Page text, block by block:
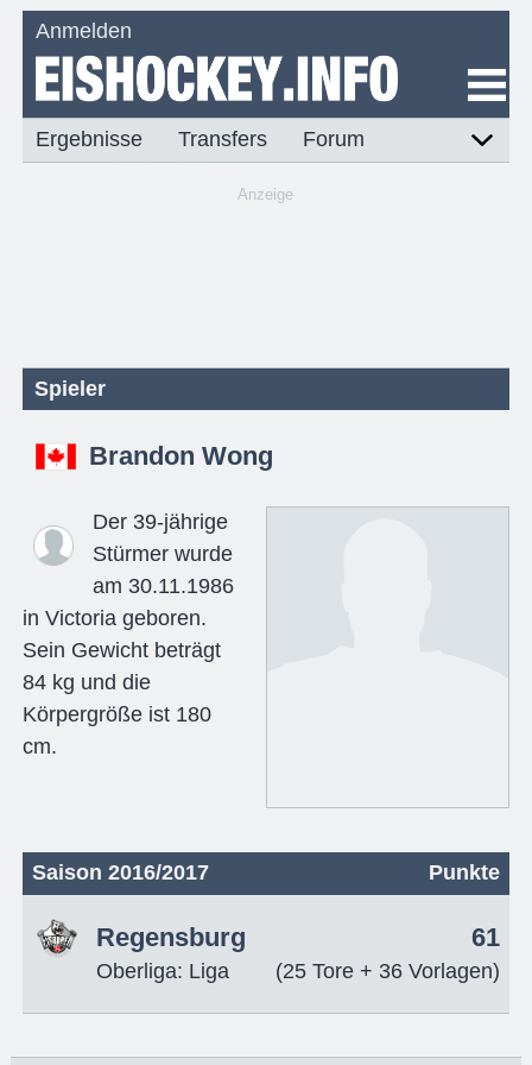
Anmelden
Ergebnisse Transfers Forum
Anzeige
Spieler
Brandon Wong
Der 39-jährige
Stürmer wurde
am 30.11.1986
in Victoria geboren.
Sein Gewicht beträgt
84 kg und die
Körpergröße ist 180
cm.
Saison 2016/2017 Punkte
Regensburg
Oberliga: Liga
61
(25 Tore + 36 Vorlagen)